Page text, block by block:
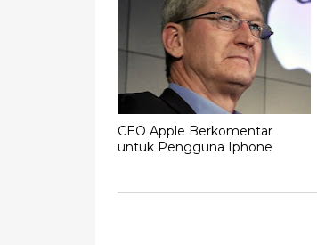
CEO Apple Berkomentar
untuk Pengguna Iphone